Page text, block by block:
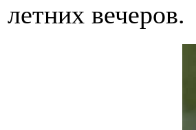
летних вечеров.